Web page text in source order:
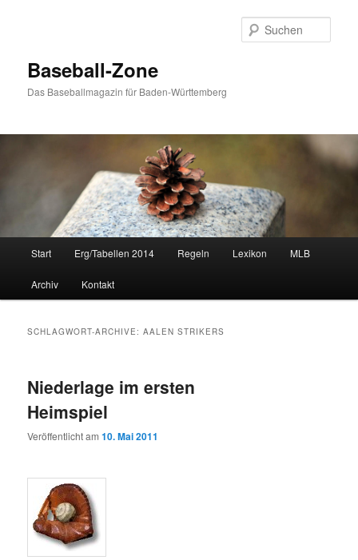
Baseball-Zone
Das Baseballmagazin für Baden-Württemberg
Start Erg/Tabellen 2014 Regeln Lexikon MLB
Archiv Kontakt
SCHLAGWORT-ARCHIVE:AALEN STRIKERS
Niederlage im ersten
Heimspiel
Veröffentlicht am10. Mai 2011